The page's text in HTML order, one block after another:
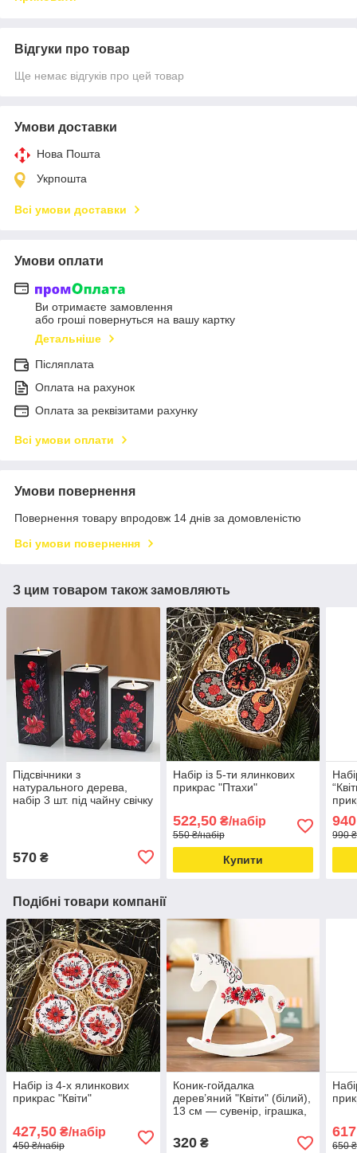
Відгуки про товар
Ще немає відгуків про цей товар
Умови доставки
Нова Пошта
Укрпошта
Всі умови доставки
Умови оплати
Ви отримаєте замовлення
або гроші повернуться на вашу картку
Детальніше
Післяплата
Оплата на рахунок
Оплата за реквізитами рахунку
Всі умови оплати
Умови повернення
Повернення товару впродовж 14 днів за домовленістю
Всі умови повернення
З цим товаром також замовляють
Підсвічники з
натурального дерева,
набір 3 шт. під чайну свічку
570 ₴
Набір із 5-ти ялинкових
прикрас "Птахи"
522,50₴/набір
550 ₴/набір
Купити
990
Подібні товари компанії
Набір із 4-х ялинкових
прикрас "Квіти"
427,50 ₴/набір
450 ₴/набір
Коник-гойдалка
дерев’яний "Квіти" (білий),
13 см — сувенір, іграшка,
320₴ 650